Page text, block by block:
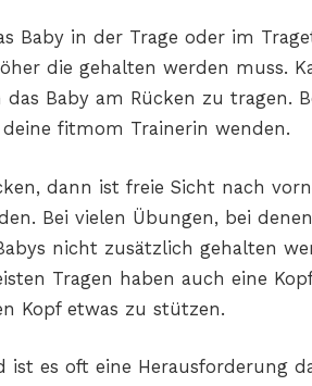
Baby in der Trage oder im
die gehalten werden muss.
das Baby am Rücken zu tragen.
fitmom Trainerin wenden.
dann ist freie Sicht nach
Bei vielen Übungen, bei
nicht zusätzlich gehalten
Tragen haben auch eine
Kopf etwas zu stützen.
ist es oft eine Herausforderung